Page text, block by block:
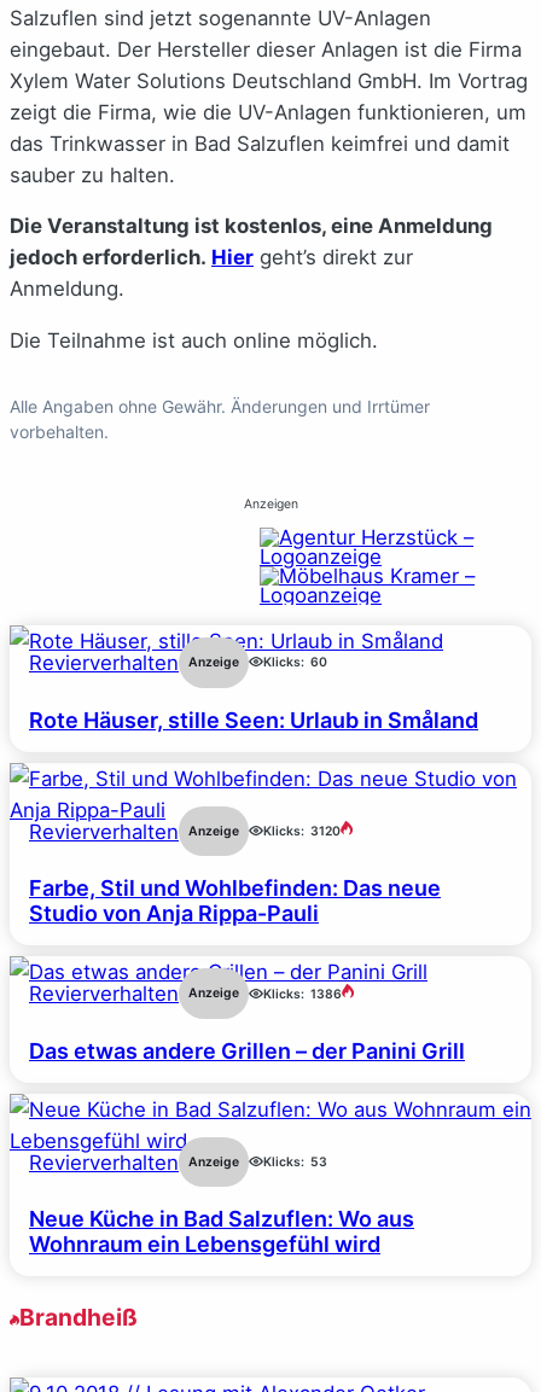
Salzuflen sind jetzt sogenannte UV-Anlagen
eingebaut. Der Hersteller dieser Anlagen ist die Firma
Xylem Water Solutions Deutschland GmbH. Im Vortrag
zeigt die Firma, wie die UV-Anlagen funktionieren, um
das Trinkwasser in Bad Salzuflen keimfrei und damit
sauber zu halten.
Die Veranstaltung ist kostenlos, eine Anmeldung
jedoch erforderlich. Hier geht’s direkt zur
Anmeldung.
Die Teilnahme ist auch online möglich.
Alle Angaben ohne Gewähr. Änderungen und Irrtümer
vorbehalten.
Anzeigen
Revierverhalten Anzeige Klicks: 60
Rote Häuser, stille Seen: Urlaub in Småland
Revierverhalten Anzeige Klicks: 3120
Farbe, Stil und Wohlbefinden: Das neue
Studio von Anja Rippa-Pauli
Revierverhalten Anzeige Klicks: 1386
Das etwas andere Grillen – der Panini Grill
Revierverhalten Anzeige Klicks: 53
Neue Küche in Bad Salzuflen: Wo aus
Wohnraum ein Lebensgefühl wird
Brandheiß